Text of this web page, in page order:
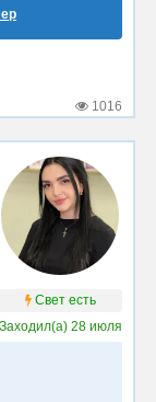
1016
Свет есть
Заходил(а) 28 июля